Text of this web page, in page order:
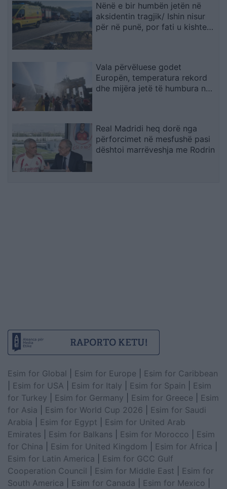
Nënë e bir humbën jetën në
aksidentin tragjik/ Ishin nisur
për në punë, por fati u kishte
Vala përvëluese godet
Europën, temperatura rekord
dhe mijëra jetë të humbura nga
Real Madridi heq dorë nga
përforcimet në mesfushë pasi
dështoi marrëveshja me Rodrin
Esim for Global Esim for Europe
Esim for Caribbean
Esim for USA Esim for Italy Esim for Spain
Esim
for Turkey
Esim for Germany Esim for Greece
Esim
for Asia
Esim for World Cup 2026
Esim for Saudi
Arabia
Esim for Egypt
Esim for United Arab
Emirates
Esim for Balkans Esim for Morocco
Esim
for China
Esim for United Kingdom Esim for Africa
Esim for Latin America
Esim for GCC Gulf
Cooperation Council
Esim for Middle East
Esim for
South America
Esim for Canada Esim for Mexico